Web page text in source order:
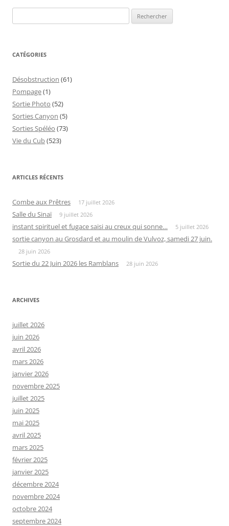
CATÉGORIES
Désobstruction (61)
Pompage(1)
Sortie Photo (52)
Sorties Canyon (5)
Sorties Spéléo (73)
Vie du Cub(523)
ARTICLES RÉCENTS
Combe aux Prêtres 17 juillet 2026
Salle du Sinaï 9 juillet 2026
instant spirituel et fugace saisi au creux qui sonne… 5 juillet 2026
sortie canyon au Grosdard et au moulin de Vulvoz, samedi 27 juin.
28 juin 2026
Sortie du 22 Juin 2026 les Ramblans 28 juin 2026
ARCHIVES
juillet 2026
juin 2026
avril 2026
mars 2026
janvier 2026
novembre 2025
juillet 2025
juin 2025
mai 2025
avril 2025
mars 2025
février 2025
janvier 2025
décembre 2024
novembre 2024
octobre 2024
septembre 2024